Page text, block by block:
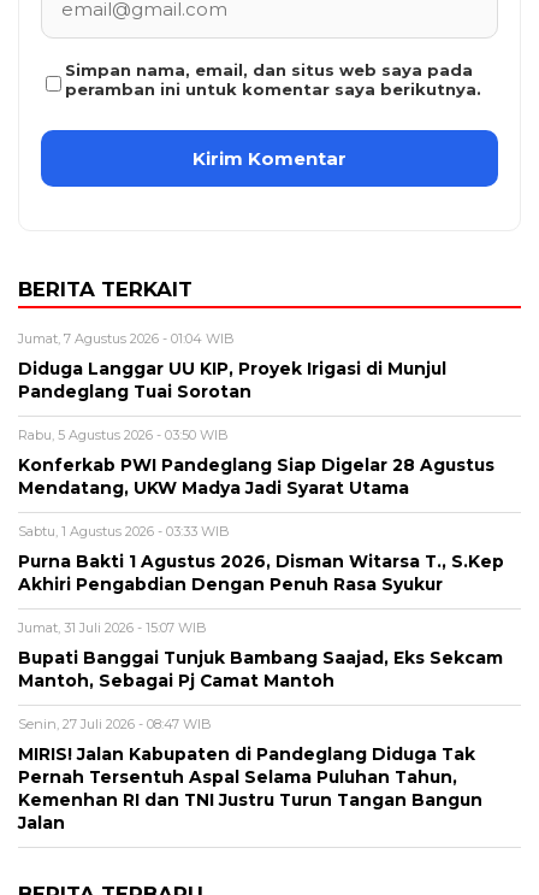
Simpan nama, email, dan situs web saya pada
peramban ini untuk komentar saya berikutnya.
BERITA TERKAIT
Jumat, 7 Agustus 2026 - 01:04 WIB
Diduga Langgar UU KIP, Proyek Irigasi di Munjul
Pandeglang Tuai Sorotan
Rabu, 5 Agustus 2026 - 03:50 WIB
Konferkab PWI Pandeglang Siap Digelar 28 Agustus
Mendatang, UKW Madya Jadi Syarat Utama
Sabtu, 1 Agustus 2026 - 03:33 WIB
Purna Bakti 1 Agustus 2026, Disman Witarsa T., S.Kep
Akhiri Pengabdian Dengan Penuh Rasa Syukur
Jumat, 31 Juli 2026 - 15:07 WIB
Bupati Banggai Tunjuk Bambang Saajad, Eks Sekcam
Mantoh, Sebagai Pj Camat Mantoh
Senin, 27 Juli 2026 - 08:47 WIB
MIRIS! Jalan Kabupaten di Pandeglang Diduga Tak
Pernah Tersentuh Aspal Selama Puluhan Tahun,
Kemenhan RI dan TNI Justru Turun Tangan Bangun
Jalan